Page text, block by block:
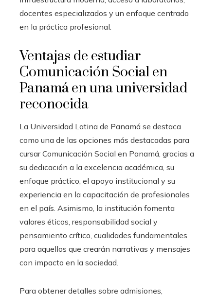
docentes especializados y un enfoque centrado
en la práctica profesional.
Ventajas de estudiar
Comunicación Social en
Panamá en una universidad
reconocida
La Universidad Latina de Panamá se destaca
como una de las opciones más destacadas para
cursar Comunicación Social en Panamá, gracias a
su dedicación a la excelencia académica, su
enfoque práctico, el apoyo institucional y su
experiencia en la capacitación de profesionales
en el país. Asimismo, la institución fomenta
valores éticos, responsabilidad social y
pensamiento crítico, cualidades fundamentales
para aquellos que crearán narrativas y mensajes
con impacto en la sociedad.
Para obtener detalles sobre admisiones,